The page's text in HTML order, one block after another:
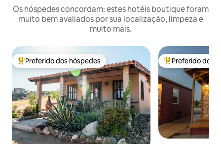
Os hóspedes concordam: estes hotéis boutique foram
muito bem avaliados por sua localização, limpeza e
muito mais.
Entre os melhores preferidos dos hóspedes
Preferido dos hóspedes Entre os
Preferido dos